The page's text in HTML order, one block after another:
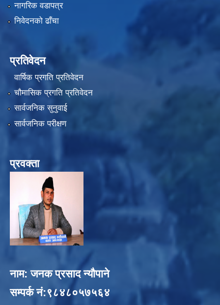
नागरिक वडापत्र
निवेदनको ढाँचा
प्रतिवेदन
वार्षिक प्रगति प्रतिवेदन
चौमासिक प्रगति प्रतिवेदन
सार्वजनिक सुनुवाई
सार्वजनिक परीक्षण
प्रवक्ता
नाम: जनक प्रसाद न्यौपाने
सम्पर्क नं:९८४८०५७५६४